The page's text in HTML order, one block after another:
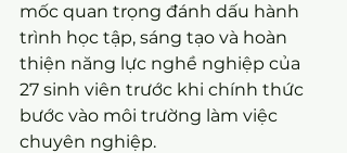
mốc quan trọng đánh dấu hành
trình học tập, sáng tạo và hoàn
thiện năng lực nghề nghiệp của
27 sinh viên trước khi chính thức
bước vào môi trường làm việc
chuyên nghiệp.